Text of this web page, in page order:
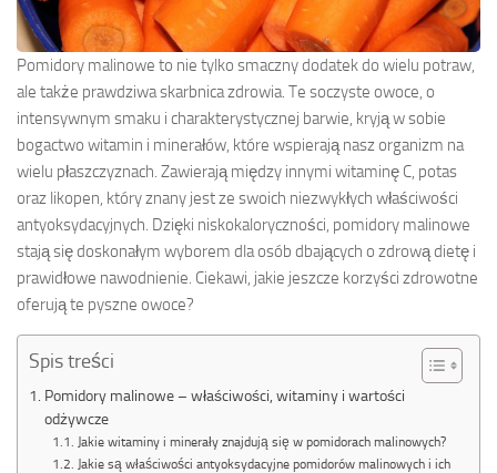
Pomidory malinowe to nie tylko smaczny dodatek do wielu potraw,
ale także prawdziwa skarbnica zdrowia. Te soczyste owoce, o
intensywnym smaku i charakterystycznej barwie, kryją w sobie
bogactwo witamin i minerałów, które wspierają nasz organizm na
wielu płaszczyznach. Zawierają między innymi witaminę C, potas
oraz likopen, który znany jest ze swoich niezwykłych właściwości
antyoksydacyjnych. Dzięki niskokaloryczności, pomidory malinowe
stają się doskonałym wyborem dla osób dbających o zdrową dietę i
prawidłowe nawodnienie. Ciekawi, jakie jeszcze korzyści zdrowotne
oferują te pyszne owoce?
Spis treści
Pomidory malinowe – właściwości, witaminy i wartości
odżywcze
Jakie witaminy i minerały znajdują się w pomidorach malinowych?
Jakie są właściwości antyoksydacyjne pomidorów malinowych i ich